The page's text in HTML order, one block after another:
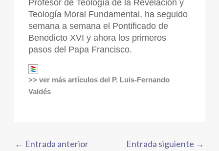
Profesor de Teología de la Revelación y
Teología Moral Fundamental, ha seguido
semana a semana el Pontificado de
Benedicto XVI y ahora los primeros
pasos del Papa Francisco.
>> ver más artículos del P. Luis-Fernando
Valdés
← Entrada anterior Entrada siguiente →